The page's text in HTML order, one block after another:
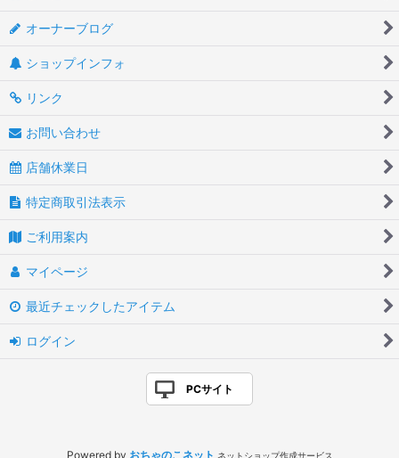
オーナーブログ
ショップインフォ
リンク
お問い合わせ
店舗休業日
特定商取引法表示
ご利用案内
マイページ
最近チェックしたアイテム
ログイン
PCサイト
Powered by おちゃのこネット ネットショップ作成サービス